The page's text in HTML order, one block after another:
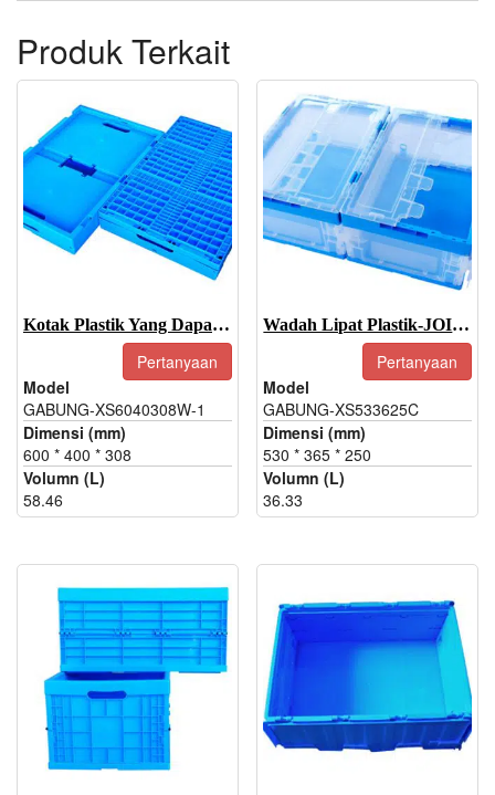
Produk Terkait
Kotak Plastik Yang Dapat Dilipat-JOIN-XS6040308W-1
Pertanyaan
Model
GABUNG-XS6040308W-1
Dimensi (mm)
600 * 400 * 308
Volumn (L)
58.46
Wadah Lipat Plastik-JOIN-XS533625C
Pertanyaan
Model
GABUNG-XS533625C
Dimensi (mm)
530 * 365 * 250
Volumn (L)
36.33